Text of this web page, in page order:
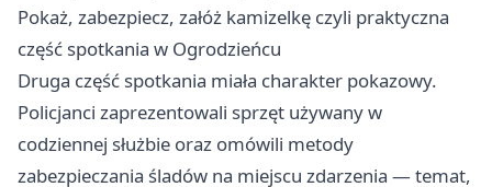
Pokaż, zabezpiecz, załóż kamizelkę czyli praktyczna
część spotkania w Ogrodzieńcu
Druga część spotkania miała charakter pokazowy.
Policjanci zaprezentowali sprzęt używany w
codziennej służbie oraz omówili metody
zabezpieczania śladów na miejscu zdarzenia — temat,